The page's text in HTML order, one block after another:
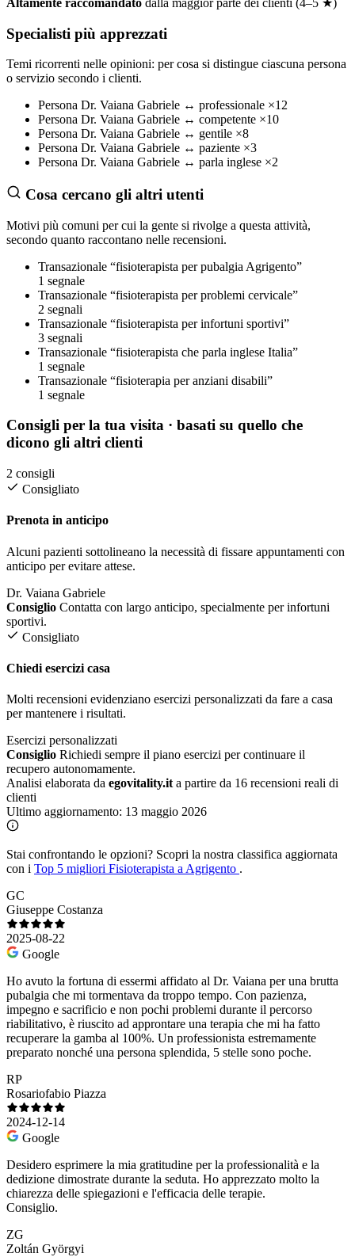
Altamente raccomandato dalla maggior parte dei clienti (4–5 ★)
Specialisti più apprezzati
Temi ricorrenti nelle opinioni: per cosa si distingue ciascuna persona
o servizio secondo i clienti.
Persona Dr. Vaiana Gabriele ↔ professionale ×12
Persona Dr. Vaiana Gabriele ↔ competente ×10
Persona Dr. Vaiana Gabriele ↔ gentile ×8
Persona Dr. Vaiana Gabriele ↔ paziente ×3
Persona Dr. Vaiana Gabriele ↔ parla inglese ×2
Cosa cercano gli altri utenti
Motivi più comuni per cui la gente si rivolge a questa attività,
secondo quanto raccontano nelle recensioni.
Transazionale “fisioterapista per pubalgia Agrigento”
1 segnale
Transazionale “fisioterapista per problemi cervicale”
2 segnali
Transazionale “fisioterapista per infortuni sportivi”
3 segnali
Transazionale “fisioterapista che parla inglese Italia”
1 segnale
Transazionale “fisioterapia per anziani disabili”
1 segnale
Consigli per la tua visita · basati su quello che
dicono gli altri clienti
2 consigli
Consigliato
Prenota in anticipo
Alcuni pazienti sottolineano la necessità di fissare appuntamenti con
anticipo per evitare attese.
Dr. Vaiana Gabriele
Consiglio Contatta con largo anticipo, specialmente per infortuni
sportivi.
Consigliato
Chiedi esercizi casa
Molti recensioni evidenziano esercizi personalizzati da fare a casa
per mantenere i risultati.
Esercizi personalizzati
Consiglio Richiedi sempre il piano esercizi per continuare il
recupero autonomamente.
Analisi elaborata da egovitality.it a partire da 16 recensioni reali di
clienti
Ultimo aggiornamento: 13 maggio 2026
Stai confrontando le opzioni? Scopri la nostra classifica aggiornata
con i Top 5 migliori Fisioterapista a Agrigento .
GC
Giuseppe Costanza
2025-08-22
Google
Ho avuto la fortuna di essermi affidato al Dr. Vaiana per una brutta
pubalgia che mi tormentava da troppo tempo. Con pazienza,
impegno e sacrificio e non pochi problemi durante il percorso
riabilitativo, è riuscito ad approntare una terapia che mi ha fatto
recuperare la gamba al 100%. Un professionista estremamente
preparato nonché una persona splendida, 5 stelle sono poche.
RP
Rosariofabio Piazza
2024-12-14
Google
Desidero esprimere la mia gratitudine per la professionalità e la
dedizione dimostrate durante la seduta. Ho apprezzato molto la
chiarezza delle spiegazioni e l'efficacia delle terapie.
Consiglio.
ZG
Zoltán Györgyi